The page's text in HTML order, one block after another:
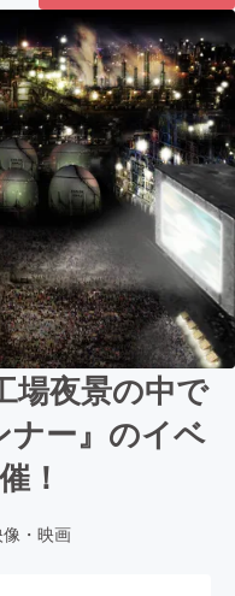
場夜景の中で
ナー』のイベ
！
・映画